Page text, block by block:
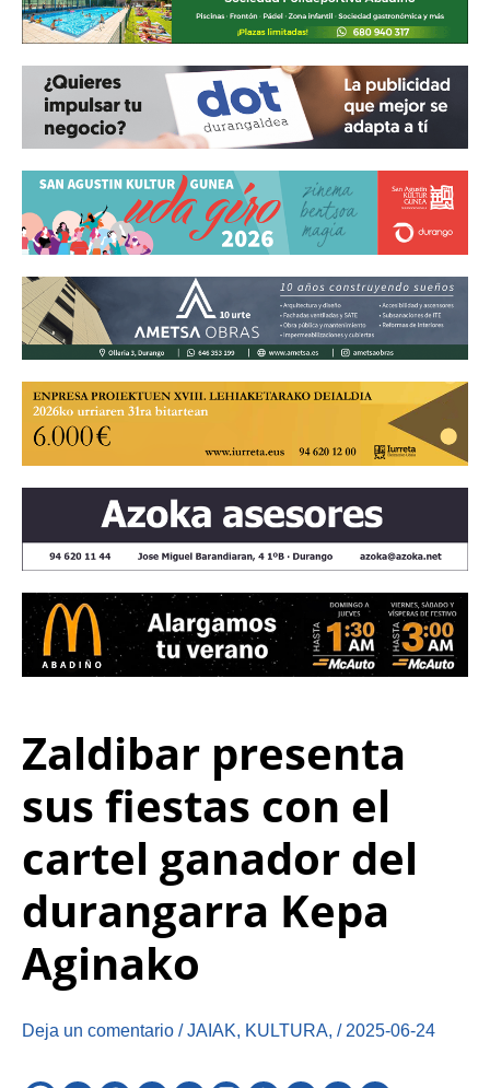
Zaldibar presenta
sus fiestas con el
cartel ganador del
durangarra Kepa
Aginako
Deja un comentario /JAIAK, KULTURA, / 2025-06-24